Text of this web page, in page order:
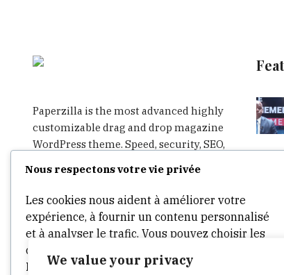
We value your privacy
Nous respectons votre vie privée
Les cookies nous aident à améliorer votre
expérience, à fournir un contenu personnalisé
et à analyser le trafic. Vous pouvez choisir les
cookies à autoriser en cliquant sur
Personnaliser . Cliquez surAccepter tout
Paperzilla is the most advanced highly
customizable drag and drop magazine
WordPress theme. Speed, security, SEO,
in one theme. Start writing, publishing,
advertising and sharing in minutes.